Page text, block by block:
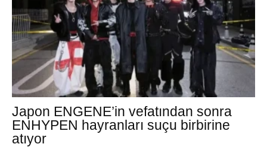
Japon ENGENE’in vefatından sonra
ENHYPEN hayranları suçu birbirine
atıyor